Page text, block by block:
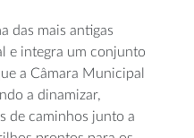
das mais antigas
e integra um conjunto
a Câmara Municipal
a dinamizar,
de caminhos junto a